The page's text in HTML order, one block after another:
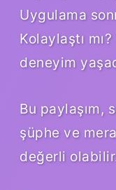
Uygulama
Kolaylaştı
deneyim
Bu paylaşım,
şüphe ve
değerli